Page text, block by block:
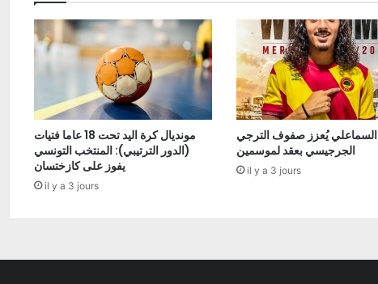
مونديال كرة اليد تحت 18 عاما فتيات
(الدور الترتيبي): المنتخب التونسي
يفوز على كازختسان
il y a 3 jours
السماعلي يُعزز صفوف الترجي
الجرجيسي بعقد لموسمين
il y a 3 jours